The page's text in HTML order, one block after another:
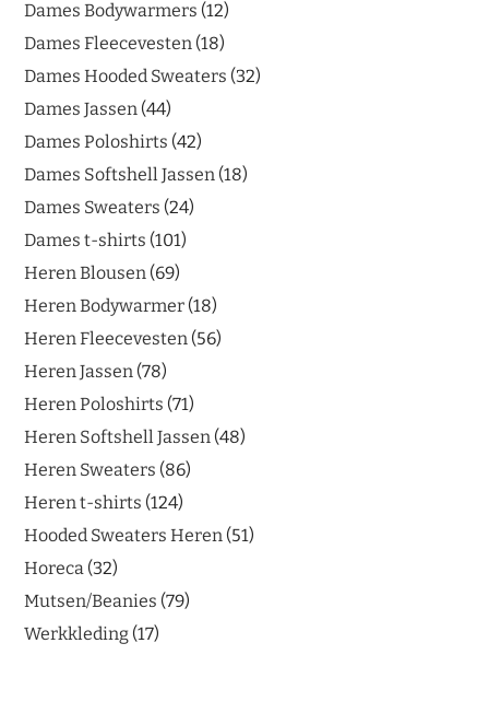
Dames Bodywarmers 12
Dames Fleecevesten 18
Dames Hooded Sweaters 32
Dames Jassen 44
Dames Poloshirts 42
Dames Softshell Jassen 18
Dames Sweaters 24
Dames t-shirts 101
Heren Blousen 69
Heren Bodywarmer 18
Heren Fleecevesten 56
Heren Jassen 78
Heren Poloshirts 71
Heren Softshell Jassen 48
Heren Sweaters 86
Heren t-shirts 124
Hooded Sweaters Heren 51
Horeca 32
Mutsen/Beanies 79
Werkkleding 17